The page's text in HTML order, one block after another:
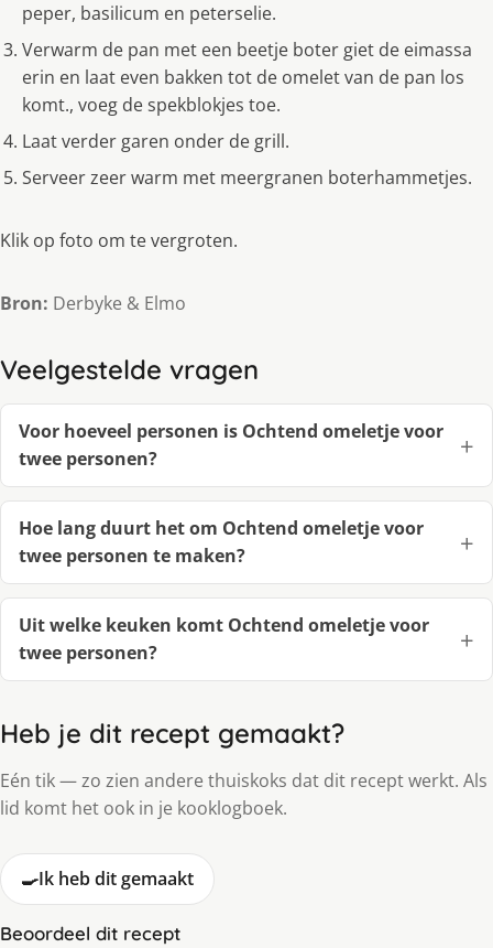
peper, basilicum en peterselie.
Verwarm de pan met een beetje boter giet de eimassa
erin en laat even bakken tot de omelet van de pan los
komt., voeg de spekblokjes toe.
Laat verder garen onder de grill.
Serveer zeer warm met meergranen boterhammetjes.
Klik op foto om te vergroten.
Bron: Derbyke & Elmo
Veelgestelde vragen
Voor hoeveel personen is Ochtend omeletje voor
twee personen?
Hoe lang duurt het om Ochtend omeletje voor
twee personen te maken?
Uit welke keuken komt Ochtend omeletje voor
twee personen?
Heb je dit recept gemaakt?
Eén tik — zo zien andere thuiskoks dat dit recept werkt. Als
lid komt het ook in je kooklogboek.
🍳Ik heb dit gemaakt
Beoordeel dit recept